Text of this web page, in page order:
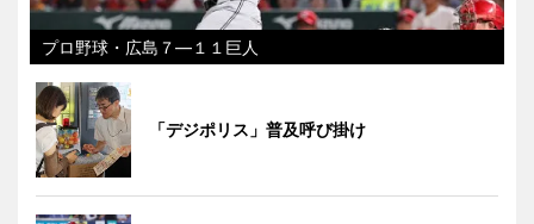
プロ野球・広島７―１１巨人
「デジポリス」普及呼び掛け